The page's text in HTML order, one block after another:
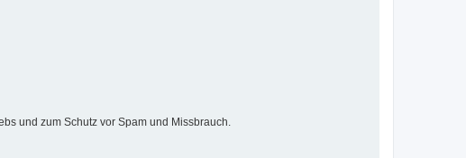
und zum Schutz vor Spam und Missbrauch.